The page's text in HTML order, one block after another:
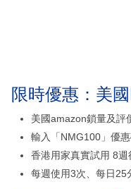
限時優惠：美
美國amazon鎖量及評
輸入「NMG100」優
香港用家真實試用 8
每週使用3次、每日25